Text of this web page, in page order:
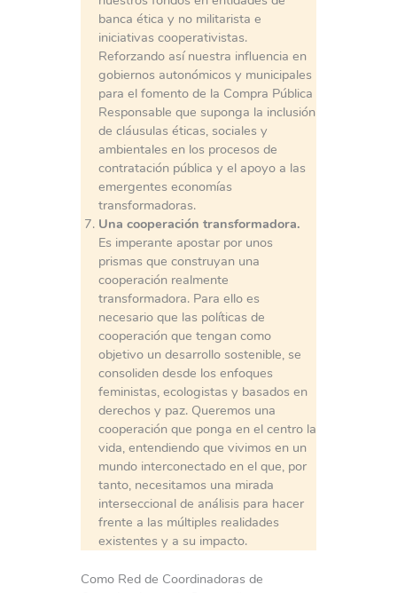
banca ética y no militarista e
iniciativas cooperativistas.
Reforzando así nuestra influencia en
gobiernos autonómicos y municipales
para el fomento de la Compra Pública
Responsable que suponga la inclusión
de cláusulas éticas, sociales y
ambientales en los procesos de
contratación pública y el apoyo a las
emergentes economías
transformadoras.
Una cooperación transformadora.
Es imperante apostar por unos
prismas que construyan una
cooperación realmente
transformadora. Para ello es
necesario que las políticas de
cooperación que tengan como
objetivo un desarrollo sostenible, se
consoliden desde los enfoques
feministas, ecologistas y basados en
derechos y paz. Queremos una
cooperación que ponga en el centro la
vida, entendiendo que vivimos en un
mundo interconectado en el que, por
tanto, necesitamos una mirada
interseccional de análisis para hacer
frente a las múltiples realidades
existentes y a su impacto.
Como Red de Coordinadoras de